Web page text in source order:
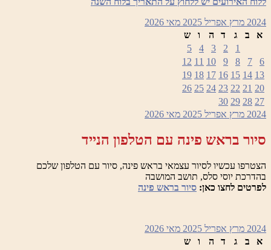
2024 מרץ אפריל 2025 מאי 2026
א
ב ג ד ה ו
ש
1
2
3
4
5
6
7
8
9
10
11
12
13
14
15
16
17
18
19
20
21
22
23
24
25
26
27
28
29
30
2024 מרץ אפריל 2025 מאי 2026
סיור בראש פינה עם הטלפון הנייד
הצטרפו עכשיו לסיור עצמאי בראש פינה, סיור עם הטלפון שלכם
בהדרכת יוסי סלס, תושב המושבה
לפרטים לחצו כאן: סיור בראש פינה
2024 מרץ אפריל 2025 מאי 2026
א
ב ג ד ה ו
ש